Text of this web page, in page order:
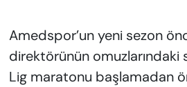
Amedspor’un yeni sezon
direktörünün omuzlarındaki
Lig maratonu başlamadan
SAĞLIK
SPOR